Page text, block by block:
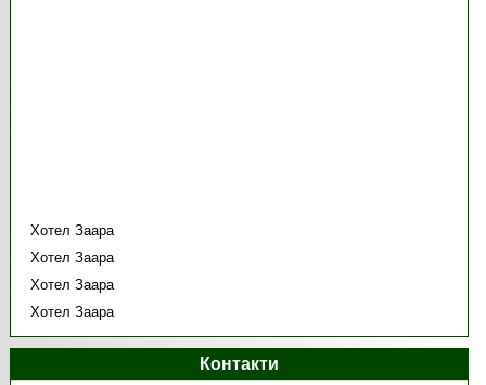
Хотел Заара
Хотел Заара
Хотел Заара
Хотел Заара
Контакти